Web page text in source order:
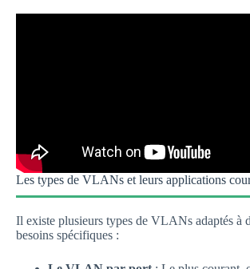
Les types de VLANs et leurs applications
Il existe plusieurs types de VLANs adaptés à
besoins spécifiques :